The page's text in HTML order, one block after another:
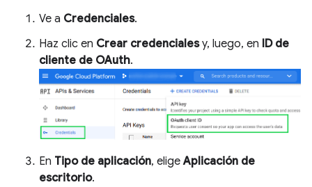
Ve a Credenciales.
Haz clic en Crear credencialesy, luego, en ID de
cliente de OAuth.
En Tipo de aplicación, eligeAplicación de
escritorio.